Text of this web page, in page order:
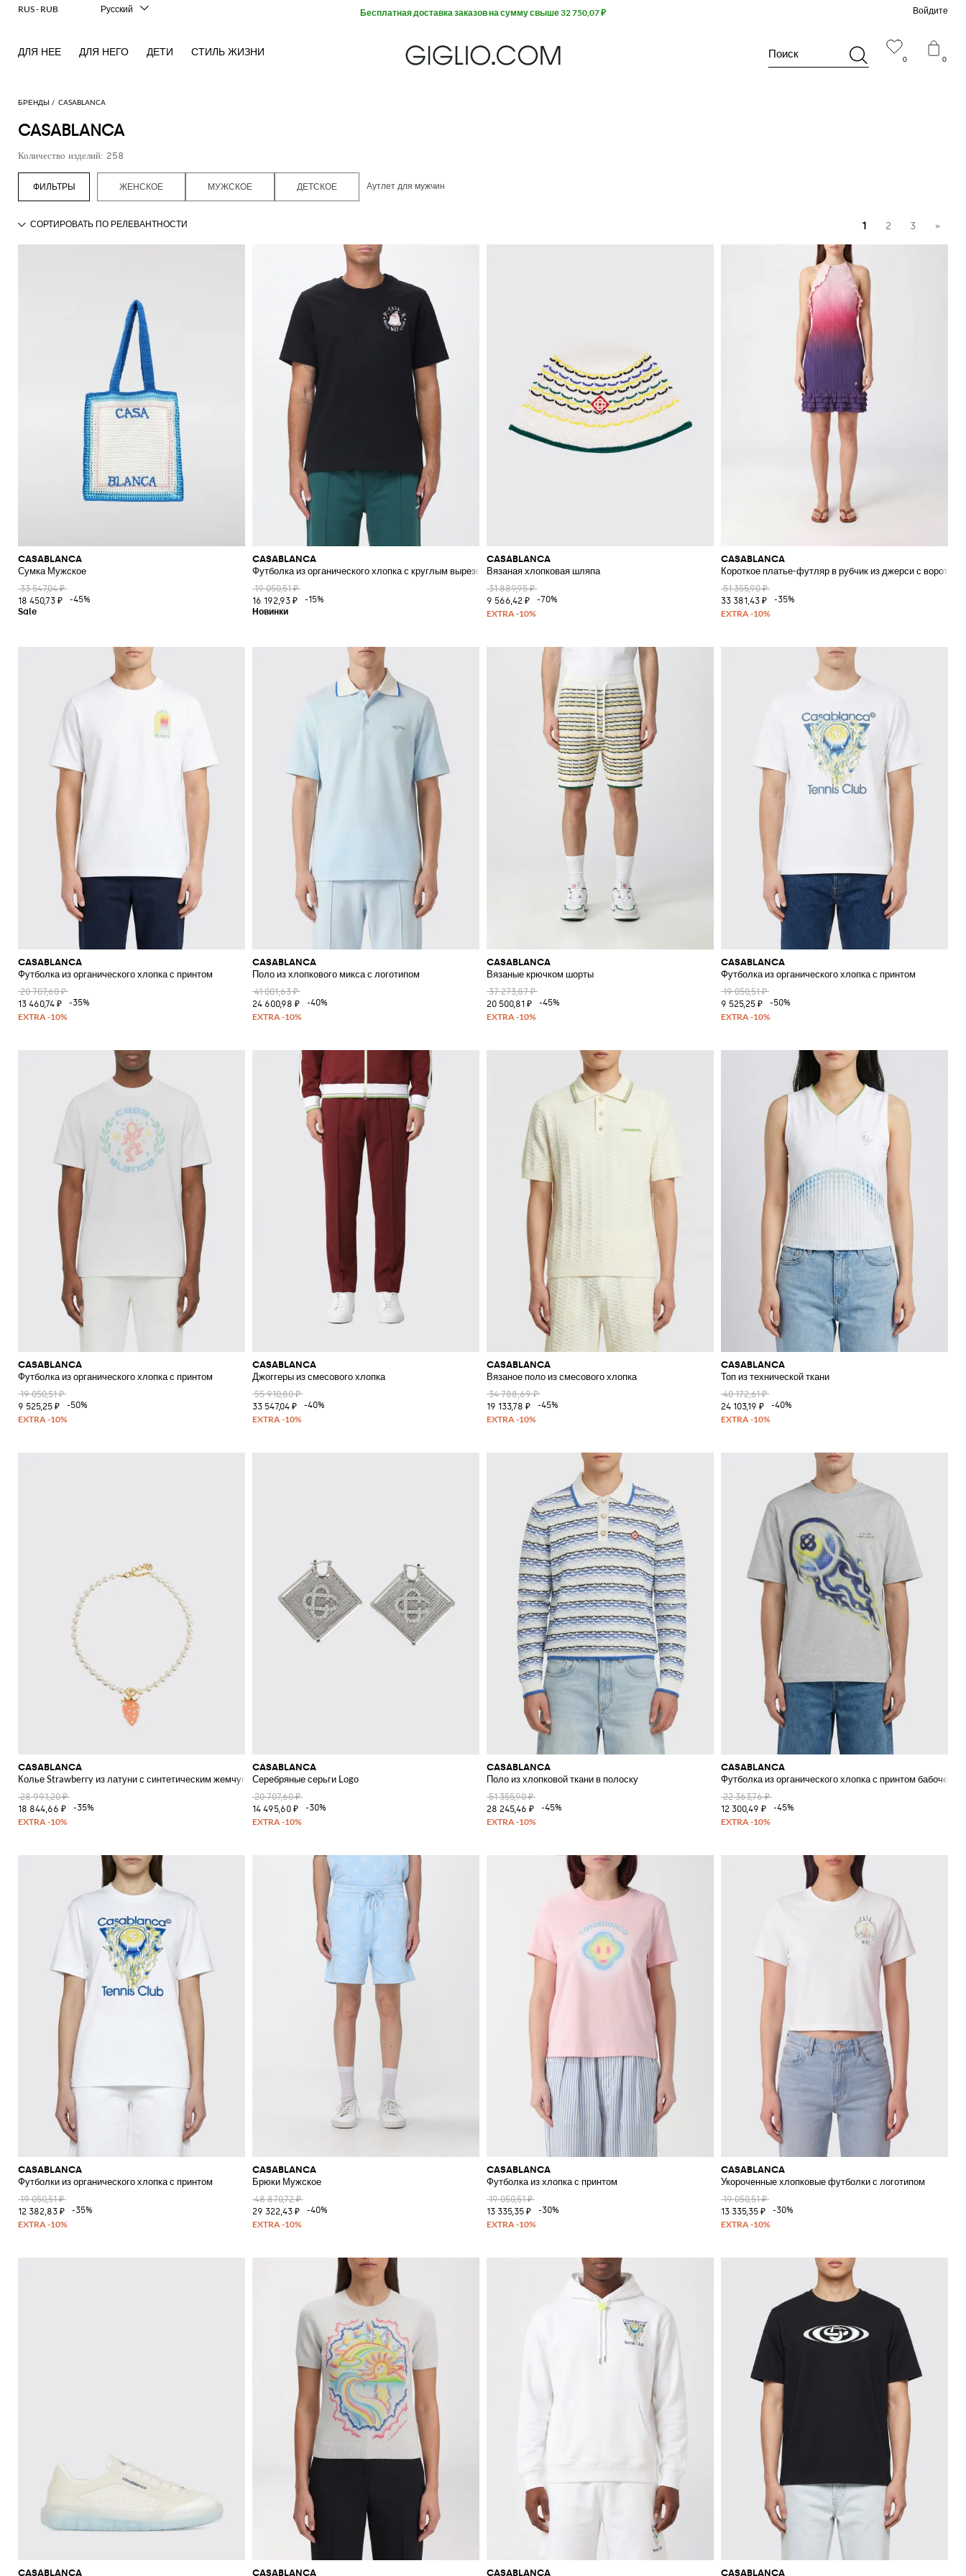
БРЕНДЫ CASABLANCA
CASABLANCA
Количество изделий: 258
ЖЕНСКОЕ МУЖСКОЕ ДЕТСКОЕ Аутлет для мужчин
1 2 3 »
CASABLANCA
Сумка Мужское
33 547,04 ₽
18 450,73 ₽
-45%
CASABLANCA
Футболка из органического хлопка с круглым вырезом и принтом-логотипом
19 050,51 ₽
16 192,93 ₽
-15%
CASABLANCA
Вязаная хлопковая шляпа
31 889,95 ₽
9 566,42 ₽
-70%
CASABLANCA
Короткое платье-футляр в рубчик из джерси с
51 355,90 ₽
33 381,43 ₽
-35%
CASABLANCA
Футболка из органического хлопка с принтом
20 707,60 ₽
13 460,74 ₽
-35%
CASABLANCA
Поло из хлопкового микса с логотипом
41 001,63 ₽
24 600,98 ₽
-40%
CASABLANCA
Вязаные крючком шорты
37 273,87 ₽
20 500,81 ₽
-45%
CASABLANCA
Футболка из органического хлопка с принтом
19 050,51 ₽
9 525,25 ₽
-50%
CASABLANCA
Футболка из органического хлопка с принтом
19 050,51 ₽
9 525,25 ₽
-50%
CASABLANCA
Джоггеры из смесового хлопка
55 910,80 ₽
33 547,04 ₽
-40%
CASABLANCA
Вязаное поло из смесового хлопка
34 788,69 ₽
19 133,78 ₽
-45%
CASABLANCA
Топ из технической ткани
40 172,61 ₽
24 103,19 ₽
-40%
CASABLANCA
Колье Strawberry из латуни с синтетическим жемчугом и подвеской
28 991,20 ₽
18 844,66 ₽
-35%
CASABLANCA
Серебряные серьги Logo
20 707,60 ₽
14 495,60 ₽
-30%
CASABLANCA
Поло из хлопковой ткани в полоску
51 355,90 ₽
28 245,46 ₽
-45%
CASABLANCA
Футболка из органического хлопка с принтом бабочек
22 363,76 ₽
12 300,49 ₽
-45%
CASABLANCA
Футболки из органического хлопка с принтом
19 050,51 ₽
12 382,83 ₽
-35%
CASABLANCA
Брюки Мужское
48 870,72 ₽
29 322,43 ₽
-40%
CASABLANCA
Футболка из хлопка с принтом
19 050,51 ₽
13 335,35 ₽
-30%
CASABLANCA
Укороченные хлопковые футболки с логотипом
19 050,51 ₽
13 335,35 ₽
-30%
CASABLANCA CASABLANCA CASABLANCA CASABLANCA
0 0
Поиск
Войдите
ДЛЯ НЕЕ ДЛЯ НЕГО ДЕТИ СТИЛЬ ЖИЗНИ
RUS - RUB
Русский
Français
中文
한국어